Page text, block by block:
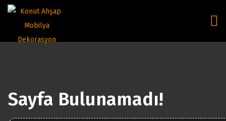
Sayfa Bulunamadı!